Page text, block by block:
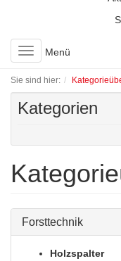
Toggle
navigation
Menü
Sie sind hier:
Kategorien
Forsttechnik
Holzspalter